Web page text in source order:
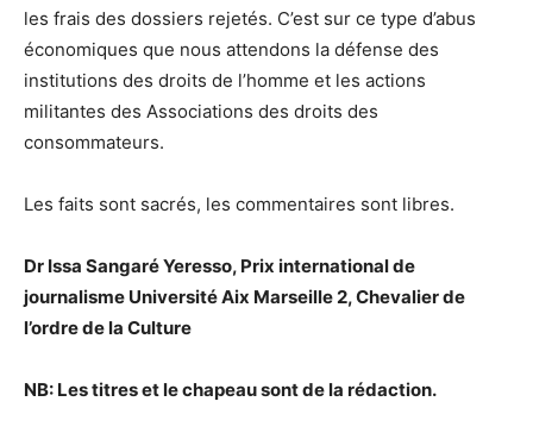
les frais des dossiers rejetés. C’est sur ce type d’abus
économiques que nous attendons la défense des
institutions des droits de l’homme et les actions
militantes des Associations des droits des
consommateurs.
Les faits sont sacrés, les commentaires sont libres.
Dr Issa Sangaré Yeresso, Prix international de
journalisme Université Aix Marseille 2, Chevalier de
l’ordre de la Culture
NB: Les titres et le chapeau sont de la rédaction.